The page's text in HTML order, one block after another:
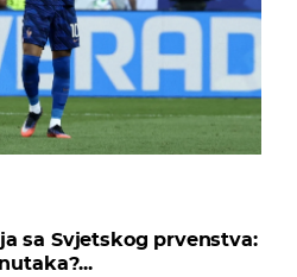
sa Svjetskog prvenstva: